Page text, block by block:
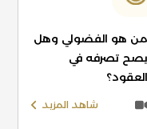
من هو الفضولي وهل
يصح تصرفه في
العقود؟
شاهد المزيد